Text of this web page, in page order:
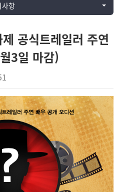
사항
공식트레일러 주연
3일 마감)